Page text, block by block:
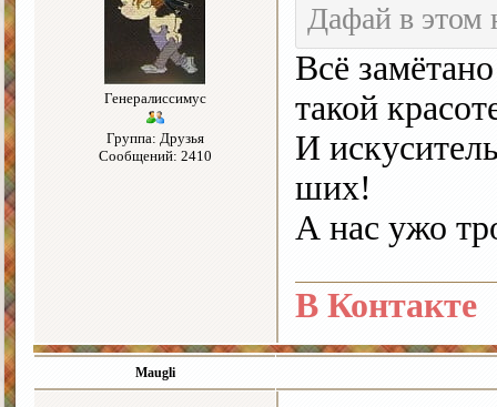
Генералиссимус
Группа: Друзья
Сообщений: 2410
Дафай в этом
Всё
такой
И
ших!
А нас ужо
В Контакте
Maugli